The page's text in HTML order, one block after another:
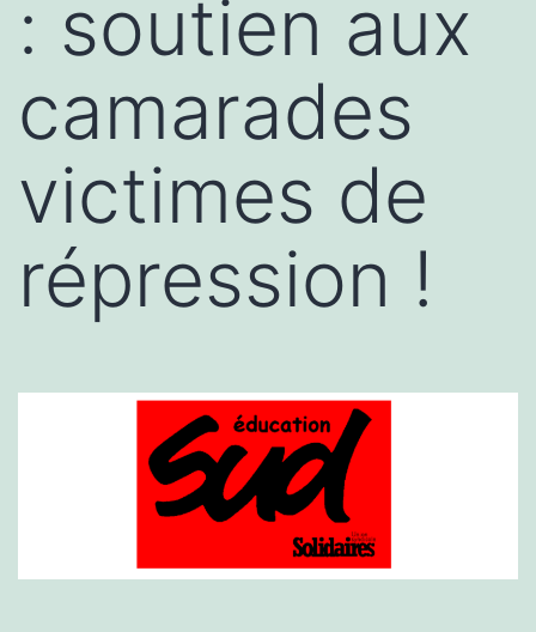
: soutien aux
camarades
victimes de
répression !